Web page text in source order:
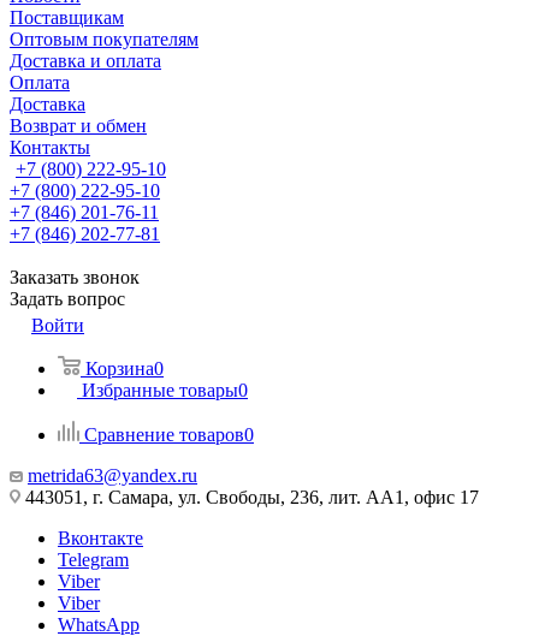
Поставщикам
Оптовым покупателям
Доставка и оплата
Оплата
Доставка
Возврат и обмен
Контакты
+7 (800) 222-95-10
+7 (800) 222-95-10
+7 (846) 201-76-11
+7 (846) 202-77-81
Заказать звонок
Задать вопрос
Войти
Корзина0
Избранные товары0
Сравнение товаров0
metrida63@yandex.ru
443051, г. Самара, ул. Свободы, 236, лит. АА1, офис 17
Вконтакте
Telegram
Viber
Viber
WhatsApp